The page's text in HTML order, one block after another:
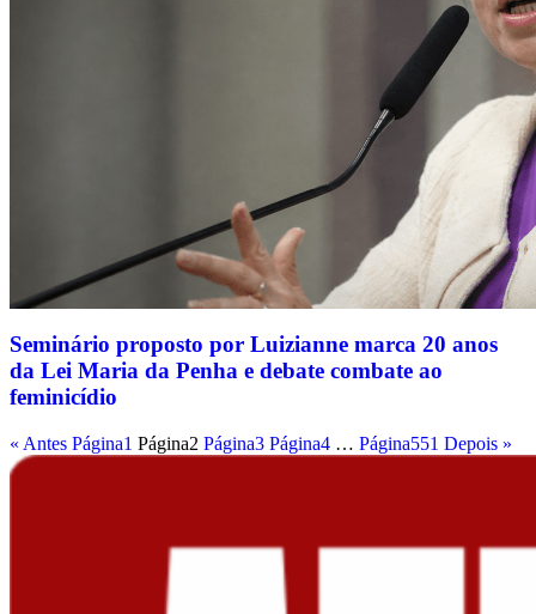
Seminário proposto por Luizianne marca 20 anos
da Lei Maria da Penha e debate combate ao
feminicídio
« Antes Página1 Página2 Página3 Página4 … Página551 Depois »